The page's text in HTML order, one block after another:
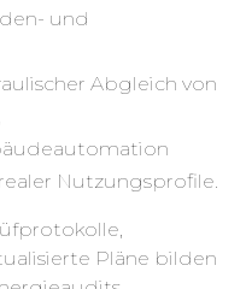
und
Abgleich von
Nutzungsprofile.
Pläne bilden